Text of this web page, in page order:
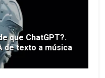
que ChatGPT?.
de texto a música